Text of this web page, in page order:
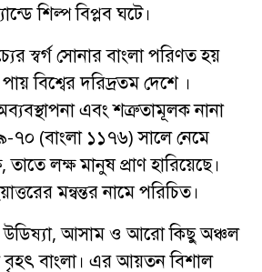
শিল্প বিপ্লব ঘটে।
স্বর্গ সোনার বাংলা পরিণত হয়
বিশ্বের দরিদ্রতম দেশে ।
অব্যবস্থাপনা এবং শত্রুতামূলক নানা
৭০ (বাংলা ১১৭৬) সালে নেমে
লক্ষ মানুষ প্রাণ হারিয়েছে।
মন্বন্তর নামে পরিচিত।
উডিষ্যা, আসাম ও আরো কিছু অঞ্চল
বৃহৎ বাংলা। এর আয়তন বিশাল